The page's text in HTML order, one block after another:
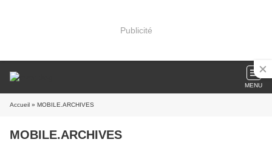
Publicité
MENU
Accueil » MOBILE.ARCHIVES
MOBILE.ARCHIVES